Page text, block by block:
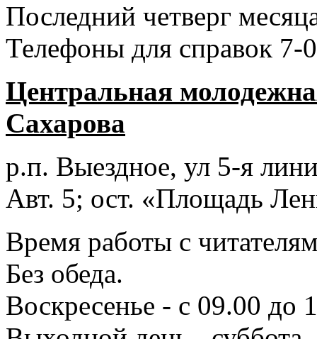
Последний четверг
Телефоны для справок 7-
Центральная
Сахарова
р.п. Выездное, ул 5-я
Авт. 5; ост. «Площадь
Время работы с
Без обеда.
Воскресенье - с 09.00 до